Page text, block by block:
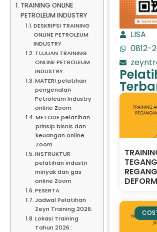
TRAINING ONLINE
PETROLEUM INDUSTRY
DESKRIPSI TRAINING
ONLINE PETROLEUM
INDUSTRY
TUJUAN TRAINING
ONLINE PETROLEUM
INDUSTRY
MATERI pelatihan
pengenalan
Petroleum Industry
online Zoom
METODE pelatihan
prinsip bisnis dan
keuangan online
Zoom
INSTRUKTUR
pelatihan industri
minyak dan gas
online Zoom
PESERTA
Jadwal Pelatihan
Zeyn Training 2026:
Lokasi Training
Tahun 2026 :
LISA
0812-